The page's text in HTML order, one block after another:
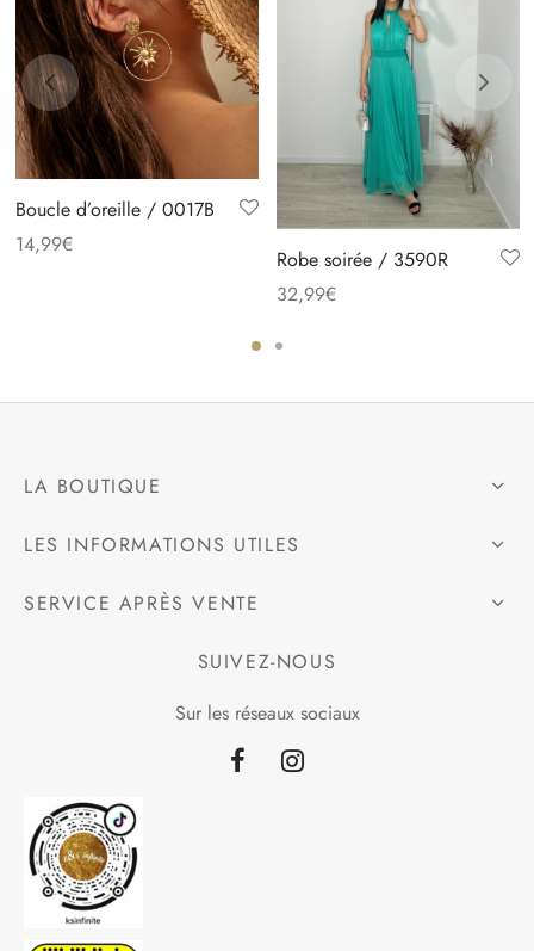
Boucle d’oreille / 0017B
14,99€
Robe soirée / 3590R
32,99€
LA BOUTIQUE
LES INFORMATIONS UTILES
SERVICE APRÈS VENTE
SUIVEZ-NOUS
Sur les réseaux sociaux